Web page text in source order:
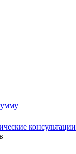
консультации